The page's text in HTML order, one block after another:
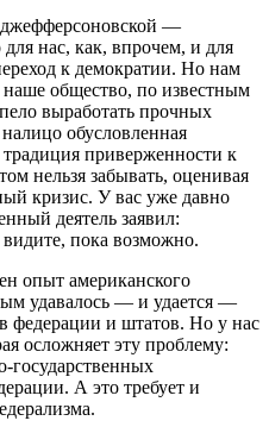
—
нас, как, впрочем, и для
к демократии. Но нам
наше общество, по известным
выработать прочных
обусловленная
приверженности к
нельзя забывать, оценивая
кризис. У вас уже давно
деятель заявил:
пока возможно.
опыт американского
удавалось — и удается —
федерации и штатов. Но у нас
осложняет эту проблему:
государственных
А это требует и